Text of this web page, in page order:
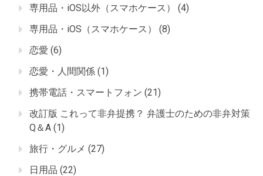
専用品・iOS以外（スマホケース）
(4)
専用品・iOS（スマホケース）
(8)
恋愛 (6)
恋愛・人間関係 (1)
携帯電話・スマートフォン (21)
改訂版 これって非弁提携？ 弁護士のための非弁対策
Q＆A (1)
旅行・グルメ (27)
日用品 (22)